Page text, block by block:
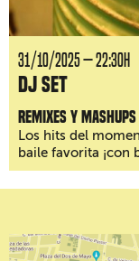
31/10/2025 — 22:30H
DJ Set
Remixes y mashups
Los hits del
baile favorita ¡con